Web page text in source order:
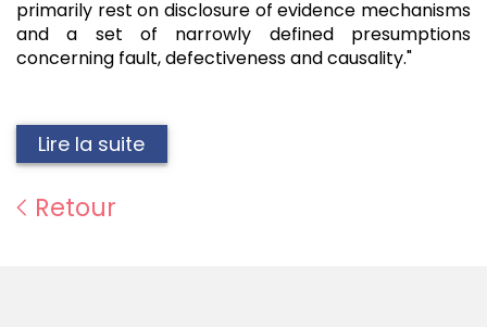
primarily rest on disclosure of evidence mechanisms
and a set of narrowly defined presumptions
concerning fault, defectiveness and causality."
Lire la suite
Retour